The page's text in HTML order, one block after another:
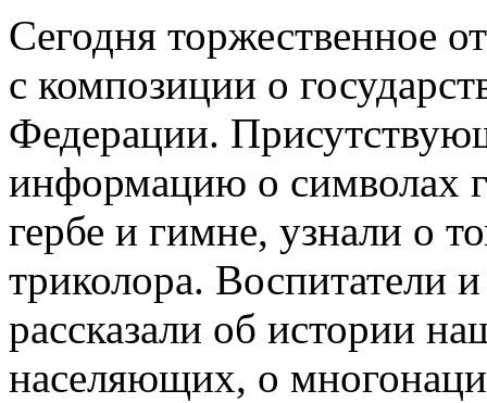
Сегодня торжественное
с композиции о
Федерации.
информацию о символах
гербе и гимне, узнали о
триколора. Воспитатели
рассказали об истории
населяющих, о